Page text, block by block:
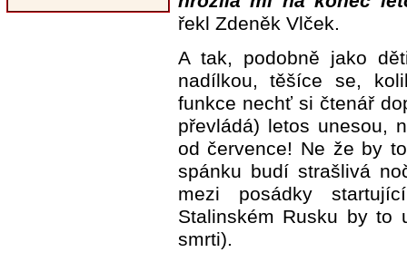
řekl Zdeněk Vlček.
A tak, podobně jako
nadílkou, těšíce se,
funkce nechť si čtenář
převládá) letos unesou,
od července! Ne že by
spánku budí strašlivá
mezi posádky
Stalinském Rusku by to
smrti).